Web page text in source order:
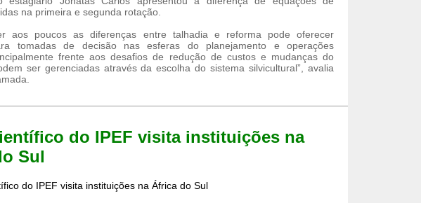
na primeira e segunda rotação.
aos poucos as diferenças entre talhadia e reforma pode oferecer
tomadas de decisão nas esferas do planejamento e operações
frente aos desafios de redução de custos e mudanças do
ser gerenciadas através da escolha do sistema silvicultural”, avalia
do IPEF visita instituições na
Sul